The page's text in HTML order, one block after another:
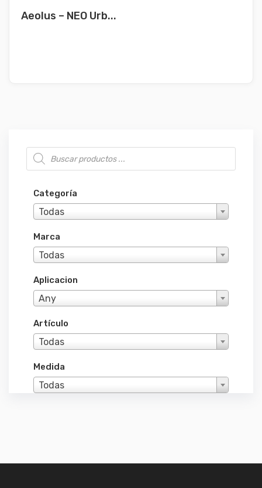
Búsqueda de productos
Categoría
Todas
Marca
Todas
Aplicacion
Any
Artículo
Todas
Medida
Todas
Aeolus – NEO Urb...